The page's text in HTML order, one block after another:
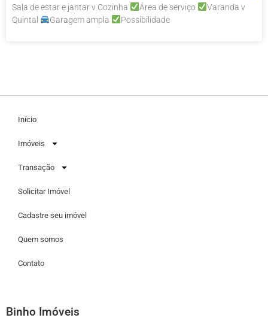
Sala de estar e jantar v Cozinha
Área de serviço
Varanda v
Quintal
Garagem ampla Possibilidade
Início
Imóveis
Transação
Solicitar Imóvel
Cadastre seu imóvel
Quem somos
Contato
Binho Imóveis